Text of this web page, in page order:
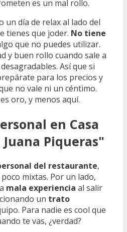
es un mal rollo.
un día de relax al lado del
tienes que joder. No tiene
que no puedes utilizar.
y buen rollo cuando sale a
Así que si
para los precios y
no vale ni un céntimo.
oro, y menos aquí.
en Casa
Piqueras"
del restaurante,
mixtas. Por un lado,
mala experiencia al salir
un trato
Para nadie es cool que
te vas, ¿verdad?